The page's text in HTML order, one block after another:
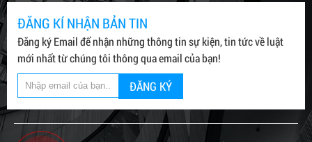
ĐĂNG KÍ NHẬN BẢN TIN
Đăng ký Email để nhận những thông tin sự kiện, tin tức về luật
mới nhất từ chúng tôi thông qua email của bạn!
ĐĂNG KÝ